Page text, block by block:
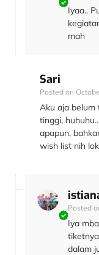
Iyaa..
mah
Sari
Posted on
Aku aja belum
tinggi,
apapun,
wish list nih
Posted
Iya
dalam